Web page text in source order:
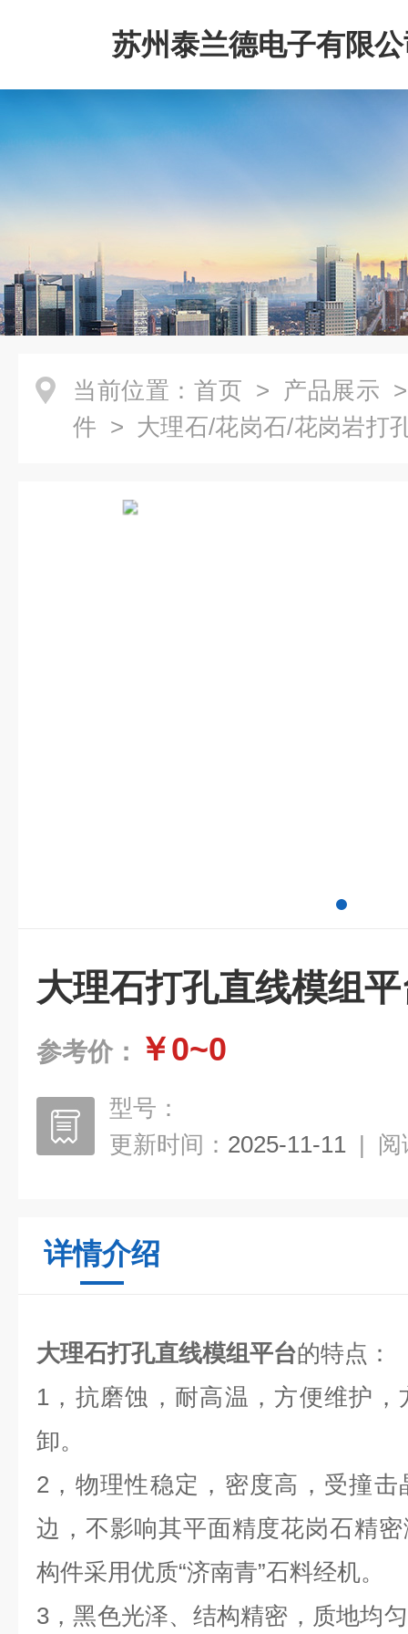
苏州泰兰德电子有限
当前位置： 首页 > 产品展示
件 > 大理石/花岗石/花岗岩打
大理石打孔直线模组
参考价： ￥0~0
型号：
更新时间： 2025-11-11 | 阅
详情介绍
大理石打孔直线模组平台的特点：
1，抗磨蚀，耐高温，方便维护
卸。
2，物理性稳定，密度高，受撞
边，不影响其平面精度花岗石精
构件采用优质“济南青”石料经机。
3，黑色光泽、结构精密，质地均